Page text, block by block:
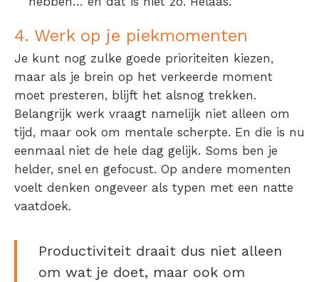
4. Werk op je piekmomenten
Je kunt nog zulke goede prioriteiten kiezen,
maar als je brein op het verkeerde moment
moet presteren, blijft het alsnog trekken.
Belangrijk werk vraagt namelijk niet alleen om
tijd, maar ook om mentale scherpte. En die is nu
eenmaal niet de hele dag gelijk. Soms ben je
helder, snel en gefocust. Op andere momenten
voelt denken ongeveer als typen met een natte
vaatdoek.
Productiviteit draait dus niet alleen
om wat je doet, maar ook om